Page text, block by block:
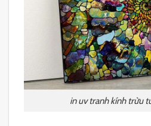
in uv tranh kính trừu